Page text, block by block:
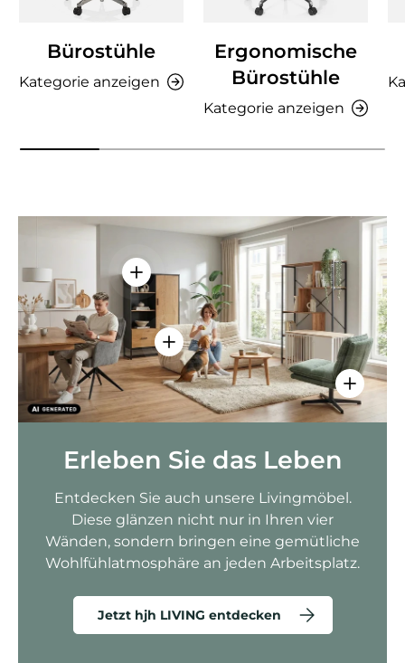
Bürostühle
Kategorie anzeigen
Ergonomische
Bürostühle
Kategorie anzeigen
Einzelheiten anzeigen - AMIO H -
Einzelheiten anzeigen - Sitzolo 2
Erleben Sie das Leben
Entdecken Sie auch unsere Livingmöbel.
Diese glänzen nicht nur in Ihren vier
Wänden, sondern bringen eine gemütliche
Wohlfühlatmosphäre an jeden Arbeitsplatz.
Jetzt hjh LIVING entdecken